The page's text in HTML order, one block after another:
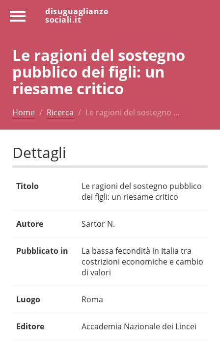
disuguaglianze
sociali.it
Le ragioni del sostegno
pubblico dei figli: un
riesame critico
Home Ricerca Le ragioni del sostegno …
Dettagli
Titolo
Le ragioni del sostegno pubblico
dei figli: un riesame critico
Autore Sartor N.
Pubblicato in
La bassa fecondità in Italia tra
costrizioni economiche e cambio
di valori
Luogo Roma
Editore Accademia Nazionale dei Lincei